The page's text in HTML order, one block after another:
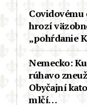
Covidovému
hrozí
„pohŕdanie
Nemecko:
rúhavo
Obyčajní
mlčí…